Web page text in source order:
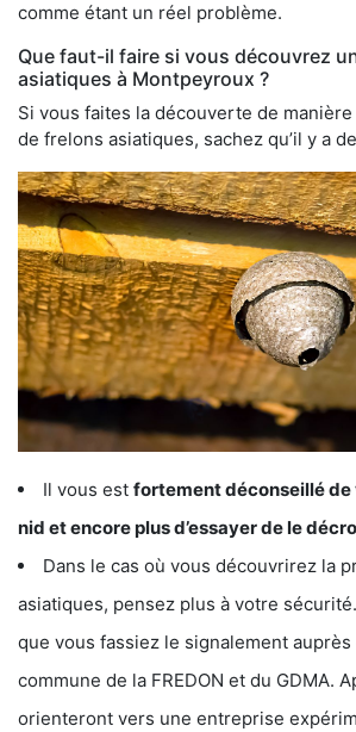
comme étant un réel problème.
Que faut-il faire si vous découvrez
asiatiques à Montpeyroux ?
Si vous faites la découverte de manière
de frelons asiatiques, sachez qu’il y a
Il vous est fortement déconseillé de
nid et encore plus d’essayer de le
Dans le cas où vous découvrirez la
asiatiques, pensez plus à votre
que vous fassiez le signalement
commune de la FREDON et du GDMA.
orienteront vers une entreprise